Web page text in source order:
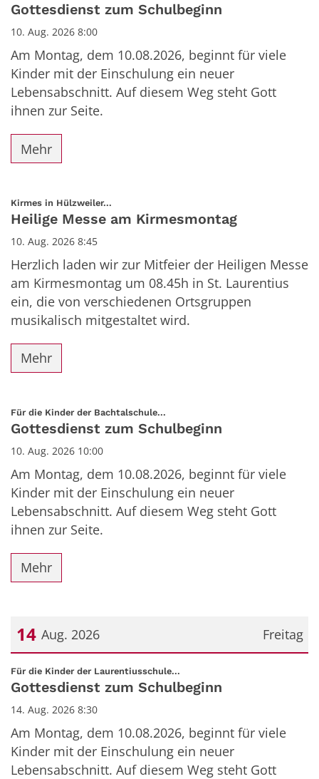
Gottesdienst zum Schulbeginn
10. Aug. 2026 8:00
Am Montag, dem 10.08.2026, beginnt für viele
Kinder mit der Einschulung ein neuer
Lebensabschnitt. Auf diesem Weg steht Gott
ihnen zur Seite.
Mehr
Kirmes in Hülzweiler...
Heilige Messe am Kirmesmontag
10. Aug. 2026 8:45
Herzlich laden wir zur Mitfeier der Heiligen Messe
am Kirmesmontag um 08.45h in St. Laurentius
ein, die von verschiedenen Ortsgruppen
musikalisch mitgestaltet wird.
Mehr
Für die Kinder der Bachtalschule...
Gottesdienst zum Schulbeginn
10. Aug. 2026 10:00
Am Montag, dem 10.08.2026, beginnt für viele
Kinder mit der Einschulung ein neuer
Lebensabschnitt. Auf diesem Weg steht Gott
ihnen zur Seite.
Mehr
Freitag
14 Aug. 2026
Datum: 14. August 2026
Für die Kinder der Laurentiusschule...
Gottesdienst zum Schulbeginn
14. Aug. 2026 8:30
Am Montag, dem 10.08.2026, beginnt für viele
Kinder mit der Einschulung ein neuer
Lebensabschnitt. Auf diesem Weg steht Gott